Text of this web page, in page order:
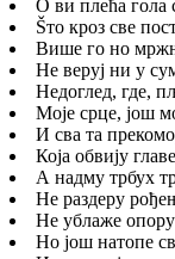
О ви плећа гола
Šто кроз све
Више го но
Не веруј ни у
Недоглед, где,
Моје срце, још
И сва та
Која обвију
А надму трбух
Не раздеру
Не ублаже
Но још натопе